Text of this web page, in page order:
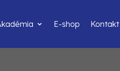
E-shop Kontakt